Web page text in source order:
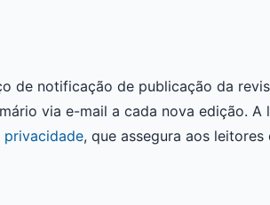
de notificação de publicação da
via e-mail a cada nova edição.
privacidade, que assegura aos